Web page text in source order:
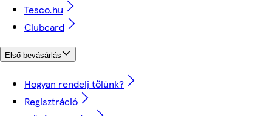
Tesco.hu
Clubcard
Első bevásárlás
Hogyan rendelj tőlünk?
Regisztráció